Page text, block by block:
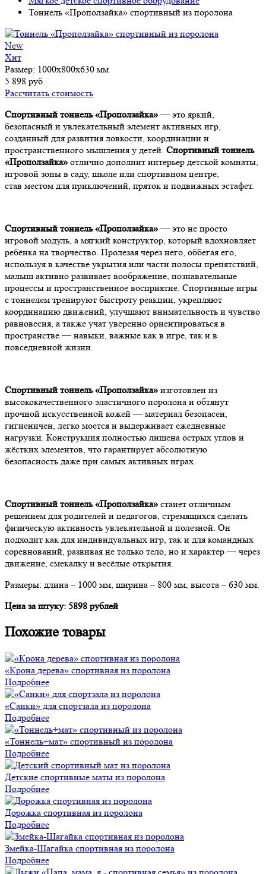
Тоннель «Проползайка» спортивный из поролона
New
Хит
Размер: 1000х800х630 мм
5 898 руб.
Рассчитать стоимость
Спортивный тоннель «Проползайка»— это яркий,
безопасный и увлекательный элемент активных игр,
созданный для развития ловкости, координации и
пространственного мышления у детей. Спортивный тоннель
«Проползайка» отлично дополнит интерьер детской комнаты,
игровой зоны в саду, школе или спортивном центре,
став местом для приключений, пряток и подвижных эстафет.
Спортивный тоннель «Проползайка»— это не просто
игровой модуль, а мягкий конструктор, который вдохновляет
ребёнка на творчество. Пролезая через него, оббегая его,
используя в качестве укрытия или части полосы препятствий,
малыш активно развивает воображение, познавательные
процессы и пространственное восприятие. Спортивные игры
с тоннелем тренируют быстроту реакции, укрепляют
координацию движений, улучшают внимательность и чувство
равновесия, а также учат уверенно ориентироваться в
пространстве — навыки, важные как в игре, так и в
повседневной жизни.
Спортивный тоннель «Проползайка» изготовлен из
высококачественного эластичного поролона и обтянут
прочной искусственной кожей — материал безопасен,
гигиеничен, легко моется и выдерживает ежедневные
нагрузки. Конструкция полностью лишена острых углов и
жёстких элементов, что гарантирует абсолютную
безопасность даже при самых активных играх.
Спортивный тоннель «Проползайка» станет отличным
решением для родителей и педагогов, стремящихся сделать
физическую активность увлекательной и полезной. Он
подходит как для индивидуальных игр, так и для командных
соревнований, развивая не только тело, но и характер — через
движение, смекалку и весёлые открытия.
Размеры: длина – 1000 мм, ширина – 800 мм, высота – 630 мм.
Цена за штуку: 5898 рублей
Похожие товары
«Крона дерева» спортивная из поролона
Подробнее
«Санки» для спортзала из поролона
Подробнее
«Тоннель+мат» спортивный из поролона
Подробнее
Детские спортивные маты из поролона
Подробнее
Дорожка спортивная из поролона
Подробнее
Змейка-Шагайка спортивная из поролона
Подробнее